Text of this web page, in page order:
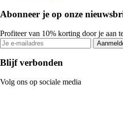
Abonneer je op onze
Profiteer van 10% korting door je aan
Blijf verbonden
Volg ons op sociale media